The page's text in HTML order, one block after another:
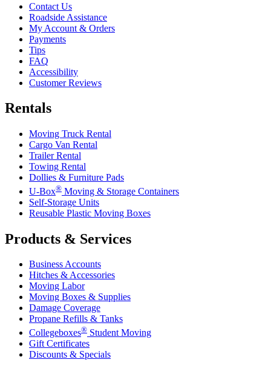
Contact Us
Roadside Assistance
My Account & Orders
Payments
Tips
FAQ
Accessibility
Customer Reviews
Rentals
Moving Truck Rental
Cargo Van Rental
Trailer Rental
Towing Rental
Dollies & Furniture Pads
U-Box® Moving & Storage Containers
Self-Storage Units
Reusable Plastic Moving Boxes
Products & Services
Business Accounts
Hitches & Accessories
Moving Labor
Moving Boxes & Supplies
Damage Coverage
Propane Refills & Tanks
Collegeboxes® Student Moving
Gift Certificates
Discounts & Specials